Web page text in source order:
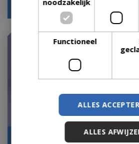
Indigo pot vintage gold
Functioneel
ALLES
ALLES